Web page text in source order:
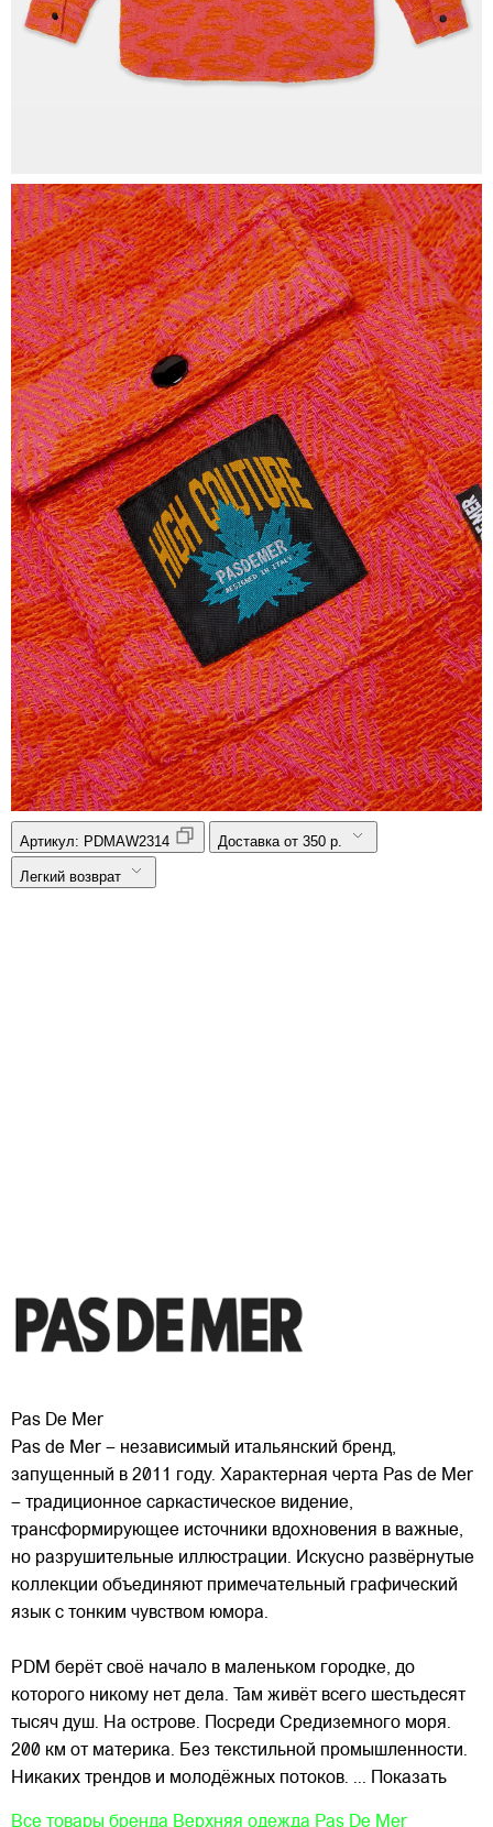
Артикул: PDMAW2314 Доставка от 350 р.
Легкий возврат
Pas De Mer
Pas de Mer – независимый итальянский бренд,
запущенный в 2011 году. Характерная черта Pas de Mer
– традиционное саркастическое видение,
трансформирующее источники вдохновения в важные,
но разрушительные иллюстрации. Искусно развёрнутые
коллекции объединяют примечательный графический
язык с тонким чувством юмора.
PDM берёт своё начало в маленьком городке, до
которого никому нет дела. Там живёт всего шестьдесят
тысяч душ. На острове. Посреди Средиземного моря.
200 км от материка. Без текстильной промышленности.
Никаких трендов и молодёжных потоков. ... Показать
Все товары бренда Верхняя одежда Pas De Mer